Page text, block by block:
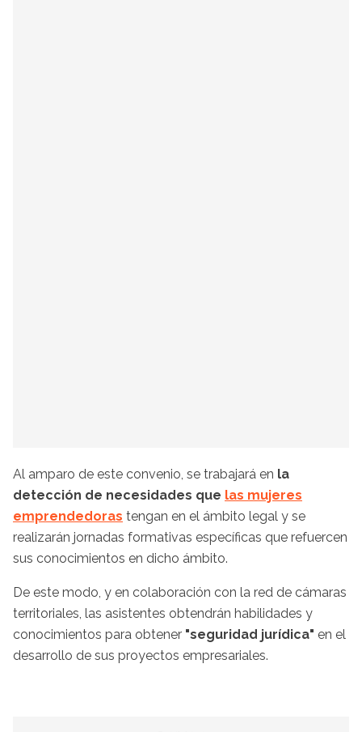
Al amparo de este convenio, se trabajará en la
detección de necesidades que las mujeres
emprendedoras tengan en el ámbito legal y se
realizarán jornadas formativas específicas que refuercen
sus conocimientos en dicho ámbito.
De este modo, y en colaboración con la red de cámaras
territoriales, las asistentes obtendrán habilidades y
conocimientos para obtener "seguridad jurídica" en el
desarrollo de sus proyectos empresariales.